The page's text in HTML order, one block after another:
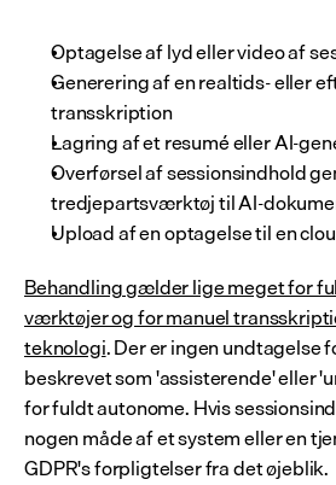
Optagelse af lyd eller video af
Generering af en realtids- eller
transskription
Lagring af et resumé eller AI-
Overførsel af sessionsindhold
tredjepartsværktøj til AI-
Upload af en optagelse til en
Behandling gælder lige meget for
værktøjer og for manuel
teknologi. Der er ingen undtagelse
beskrevet som 'assisterende' eller
for fuldt autonome. Hvis
nogen måde af et system eller en
GDPR's forpligtelser fra det øjeblik.